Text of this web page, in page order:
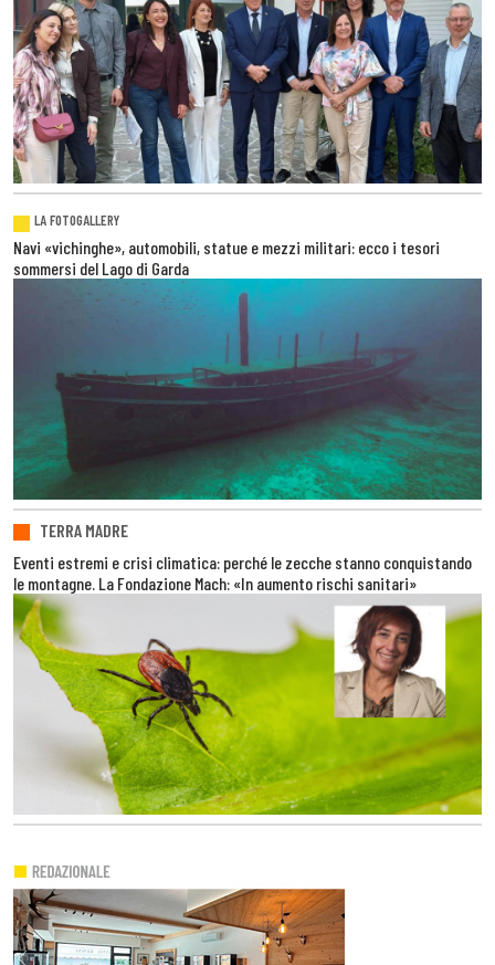
LA FOTOGALLERY
Navi «vichinghe», automobili, statue e mezzi militari: ecco i tesori
sommersi del Lago di Garda
TERRA MADRE
Eventi estremi e crisi climatica: perché le zecche stanno conquistando
le montagne. La Fondazione Mach: «In aumento rischi sanitari»